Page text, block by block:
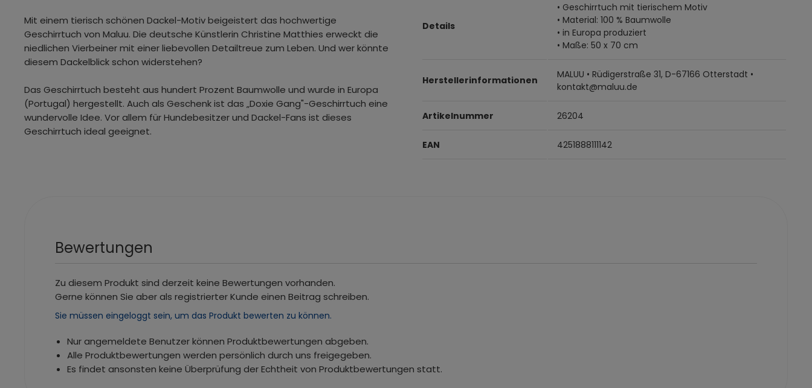
Mit einem tierisch schönen Dackel-Motiv beigeistert das hochwertige
Geschirrtuch von Maluu. Die deutsche Künstlerin Christine Matthies erweckt die
niedlichen Vierbeiner mit einer liebevollen Detailtreue zum Leben. Und wer könnte
diesem Dackelblick schon widerstehen?
Das Geschirrtuch besteht aus hundert Prozent Baumwolle und wurde in Europa
(Portugal) hergestellt. Auch als Geschenk ist das „Doxie Gang"-Geschirrtuch eine
wundervolle Idee. Vor allem für Hundebesitzer und Dackel-Fans ist dieses
Geschirrtuch ideal geeignet.
Details
• Geschirrtuch mit tierischem Motiv
• Material: 100 % Baumwolle
• in Europa produziert
• Maße: 50 x 70 cm
Herstellerinformationen
MALUU • Rüdigerstraße 31, D-67166 Otterstadt •
kontakt@maluu.de
Artikelnummer 26204
EAN 4251888111142
Bewertungen
Zu diesem Produkt sind derzeit keine Bewertungen vorhanden.
Gerne können Sie aber als registrierter Kunde einen Beitrag schreiben.
Sie müssen eingeloggt sein, um das Produkt bewerten zu können.
Nur angemeldete Benutzer können Produktbewertungen abgeben.
Alle Produktbewertungen werden persönlich durch uns freigegeben.
Es findet ansonsten keine Überprüfung der Echtheit von Produktbewertungen statt.